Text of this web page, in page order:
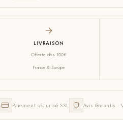
LIVRAISON
Offerte dès 100€
France & Europe
Paiement sécurisé SSL Avis Garantis ·